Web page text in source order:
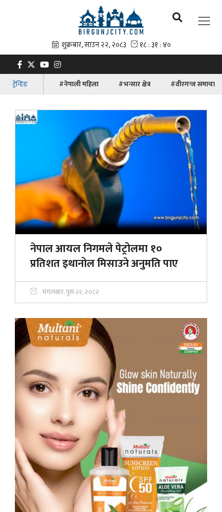
ट्रेन्डिङ #नेपाली महिला #भन्सार क्षेत्र #वीरगन्ज समाचार
नेपाल आयल निगमले पेट्रोलमा १०
प्रतिशत इथानोल मिसाउने अनुमति पाए
मंगलबार, पुस २२, २०८२